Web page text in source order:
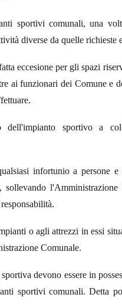
sportivi comunali, una volta
diverse da quelle richieste
eccesione per gli spazi
ai funzionari dei Comune e
dell'impianto sportivo a
infortunio a persone
o agli attrezzi in essi
Comunale.
devono essere in
sportivi comunali. Detta